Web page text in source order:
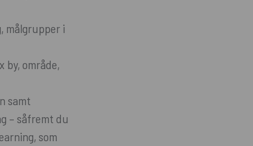
målgrupper i
by, område,
samt
– såfremt du
som